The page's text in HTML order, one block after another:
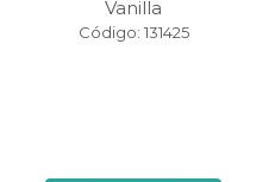
Vanilla
Código: 131425